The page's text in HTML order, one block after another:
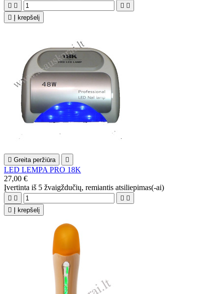
   

Į krepšelį
 Greita peržiūra 
LED LEMPA PRO 18K
27,00 €
Įvertinta iš 5 žvaigždučių, remiantis atsiliepimas(-ai)
   

Į krepšelį